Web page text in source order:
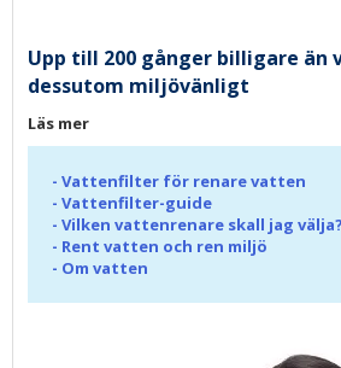
Upp till 200 gånger billigare än
dessutom miljövänligt
Läs mer
- Vattenfilter för renare vatten
- Vattenfilter-guide
- Vilken vattenrenare skall jag välja?
- Rent vatten och ren miljö
- Om vatten